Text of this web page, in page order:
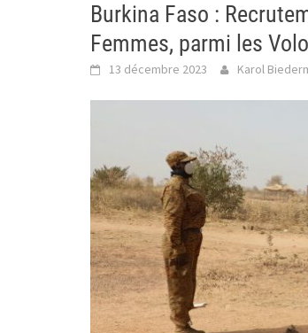
Burkina Faso :
Femmes, parmi les
13 décembre 2023 Karol